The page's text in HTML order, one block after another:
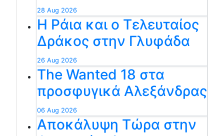
28 Aug 2026
Η Ράια και ο Τελευταίος
Δράκος στην Γλυφάδα
26 Aug 2026
The Wanted 18 στα
προσφυγικά Αλεξάνδρας
06 Aug 2026
Αποκάλυψη Τώρα στην